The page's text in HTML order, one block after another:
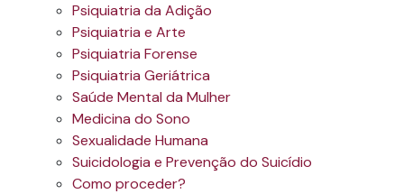
Psiquiatria da Adição
Psiquiatria e Arte
Psiquiatria Forense
Psiquiatria Geriátrica
Saúde Mental da Mulher
Medicina do Sono
Sexualidade Humana
Suicidologia e Prevenção do Suicídio
Como proceder?